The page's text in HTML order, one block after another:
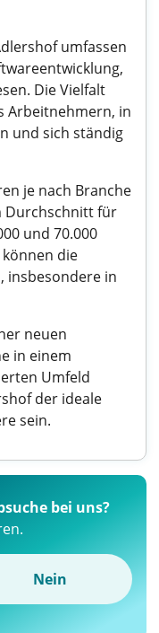
umfassen
Die Vielfalt
Arbeitnehmern, in
und sich ständig
je nach Branche
Durchschnitt für
und 70.000
die
insbesondere in
neuen
in einem
Umfeld
der ideale
sein.
bei uns?
Nein